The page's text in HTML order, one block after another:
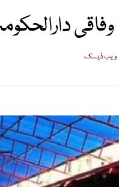
وفاقی
ویب ڈیسک